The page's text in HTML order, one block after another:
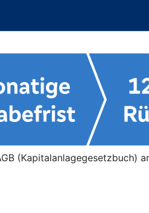
(Kapitalanlagegesetzbuch)